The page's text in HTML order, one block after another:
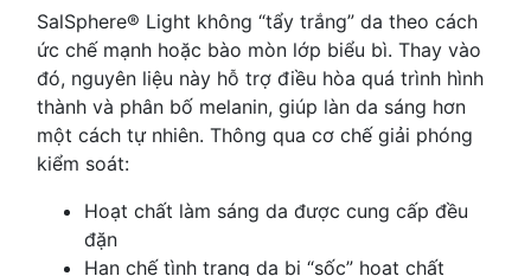
SalSphere® Light không “tẩy trắng” da theo cách
ức chế mạnh hoặc bào mòn lớp biểu bì. Thay vào
đó, nguyên liệu này hỗ trợ điều hòa quá trình hình
thành và phân bố melanin, giúp làn da sáng hơn
một cách tự nhiên. Thông qua cơ chế giải phóng
kiểm soát:
Hoạt chất làm sáng da được cung cấp đều
đặn
Hạn chế tình trạng da bị “sốc” hoạt chất